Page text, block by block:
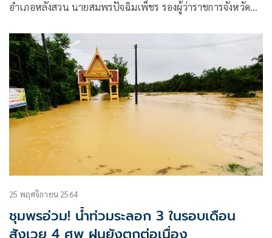
อำเภอหลังสวน นายสมพรปัจฉิมเพ็ชร รองผู้ว่าราชการจังหวัด
25 พฤศจิกายน 2564
ชุมพรอ่วม! น้ำท่วมระลอก 3 ในรอบเดือน